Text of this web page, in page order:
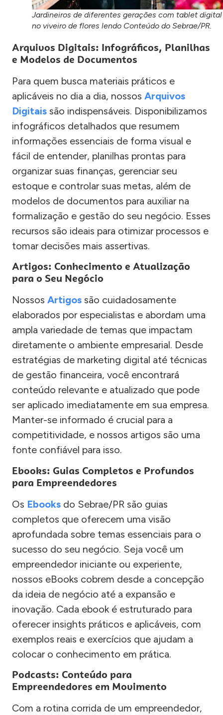
Jardineiros de diferentes gerações com tablet digital
no viveiro de flores lendo Conteúdo do Sebrae/PR.
Arquivos Digitais: Infográficos, Planilhas
e Modelos de Documentos
Para quem busca materiais práticos e
aplicáveis no dia a dia, nossos Arquivos
Digitais são indispensáveis. Disponibilizamos
infográficos detalhados que resumem
informações essenciais de forma visual e
fácil de entender, planilhas prontas para
organizar suas finanças, gerenciar seu
estoque e controlar suas metas, além de
modelos de documentos para auxiliar na
formalização e gestão do seu negócio. Esses
recursos são ideais para otimizar processos e
tomar decisões mais assertivas.
Artigos: Conhecimento e Atualização
para o Seu Negócio
Nossos Artigos são cuidadosamente
elaborados por especialistas e abordam uma
ampla variedade de temas que impactam
diretamente o ambiente empresarial. Desde
estratégias de marketing digital até técnicas
de gestão financeira, você encontrará
conteúdo relevante e atualizado que pode
ser aplicado imediatamente em sua empresa.
Manter-se informado é crucial para a
competitividade, e nossos artigos são uma
fonte confiável para isso.
Ebooks: Guias Completos e Profundos
para Empreendedores
Os Ebooks do Sebrae/PR são guias
completos que oferecem uma visão
aprofundada sobre temas essenciais para o
sucesso do seu negócio. Seja você um
empreendedor iniciante ou experiente,
nossos eBooks cobrem desde a concepção
da ideia de negócio até a expansão e
inovação. Cada ebook é estruturado para
oferecer insights práticos e aplicáveis, com
exemplos reais e exercícios que ajudam a
colocar o conhecimento em prática.
Podcasts: Conteúdo para
Empreendedores em Movimento
Com a rotina corrida de um empreendedor,